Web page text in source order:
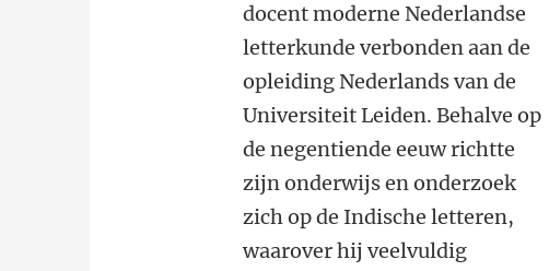
docent moderne Nederlandse
letterkunde verbonden aan de
opleiding Nederlands van de
Universiteit Leiden. Behalve op
de negentiende eeuw richtte
zijn onderwijs en onderzoek
zich op de Indische letteren,
waarover hij veelvuldig